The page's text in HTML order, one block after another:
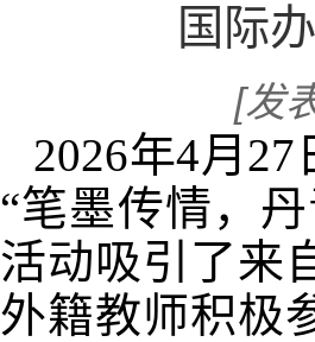
国际
[发
2026年4月
“笔墨传情，
活动吸引了来
外籍教师积极